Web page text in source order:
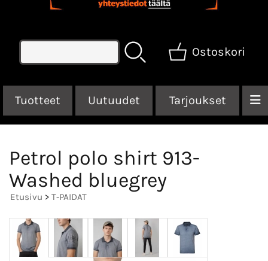
Ostoskori
Tuotteet Uutuudet Tarjoukset
Petrol polo shirt 913-
Washed bluegrey
Etusivu > T-PAIDAT